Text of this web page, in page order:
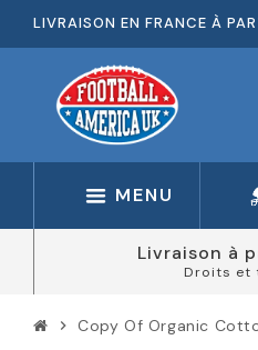
LIVRAISON EN FRANCE À
MENU
Livraison à
Droits et
chevron_right Copy Of Organic